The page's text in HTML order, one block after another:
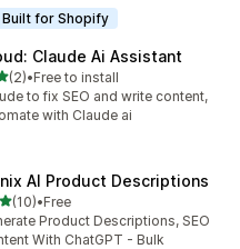
Built for Shopify
Claude Ai Assistant
yıldız üzerinden
(2)2 değerlendirme
•Free to install
to fix SEO and write content,
with Claude ai
AI Product Descriptions
5 yıldız üzerinden
(10)10 değerlendirme
•Free
Product Descriptions, SEO
With ChatGPT - Bulk